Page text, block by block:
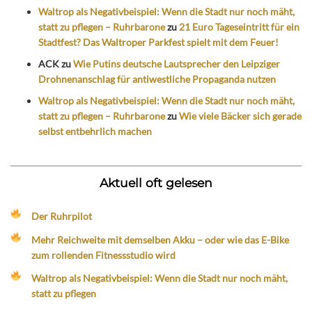
Waltrop als Negativbeispiel: Wenn die Stadt nur noch mäht,
statt zu pflegen – Ruhrbaronezu 21 Euro Tageseintritt für ein
Stadtfest? Das Waltroper Parkfest spielt mit dem Feuer!
ACKzuWie Putins deutsche Lautsprecher den Leipziger
Drohnenanschlag für antiwestliche Propaganda nutzen
Waltrop als Negativbeispiel: Wenn die Stadt nur noch mäht,
statt zu pflegen – RuhrbaronezuWie viele Bäcker sich gerade
selbst entbehrlich machen
Aktuell oft gelesen
Der Ruhrpilot
Mehr Reichweite mit demselben Akku – oder wie das E-Bike
zum rollenden Fitnessstudio wird
Waltrop als Negativbeispiel: Wenn die Stadt nur noch mäht,
statt zu pflegen